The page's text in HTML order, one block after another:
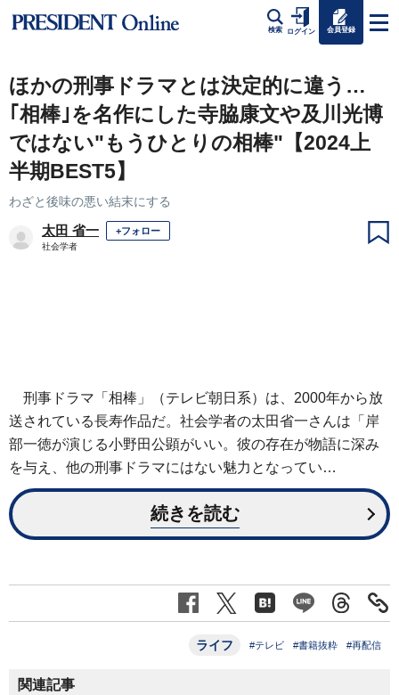
検索 ログイン 会員登録
ほかの刑事ドラマとは決定的に違う…
｢相棒｣を名作にした寺脇康文や及川光博
ではない"もうひとりの相棒"【2024上
半期BEST5】
わざと後味の悪い結末にする
太田 省一 +フォロー
社会学者
刑事ドラマ「相棒」（テレビ朝日系）は、2000年から放
送されている長寿作品だ。社会学者の太田省一さんは「岸
部一徳が演じる小野田公顕がいい。彼の存在が物語に深み
を与え、他の刑事ドラマにはない魅力となってい…
続きを読む
ライフ #テレビ #書籍抜粋 #再配信
関連記事